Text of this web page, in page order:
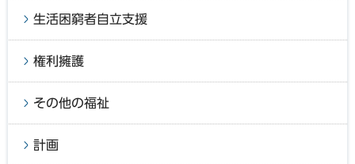
生活困窮者自立支援
権利擁護
その他の福祉
計画